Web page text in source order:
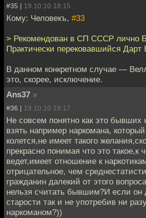
#35 | 19.10.10 18:15
Кому: Человекъ, #33
> Рекомендован в СП СССР лично
Практически перековавшийся Дарт
В данном конкретном случае —
это, скорее, исключение.
Ans37 »
#36 | 19.10.10 18:17
Не совсем понятно как это бывших
взять например наркомана,
колется,не имеет такого
прекрасно понимая что это такое,к
ведет,имеет отношение к
отрицательное, чем
гражданин далекий от этого
нельзя считать бывшим?И если он
старости так и не употребив ни
наркоманом?))